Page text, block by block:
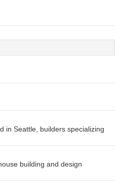
in Seattle, builders specializing
building and design